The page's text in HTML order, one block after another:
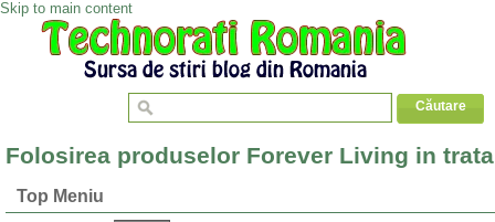
Skip to main content
Folosirea produselor Forever Living in
Top Meniu